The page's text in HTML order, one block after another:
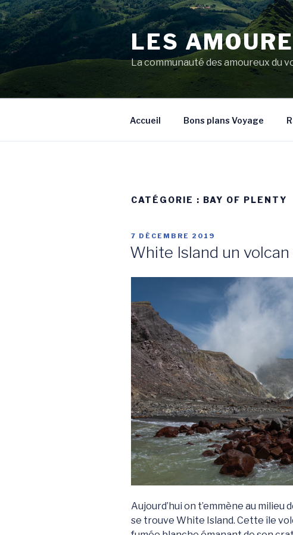
Aller
au
contenu
principal
LES
La communauté des amoureux du
Accueil Bons plans Voyage
CATÉGORIE : BAY OF PLENTY
PUBLIÉ
7 DÉCEMBRE 2019
White Island un volcan
Aujourd’hui on t’emmène au milieu
se trouve White Island. Cette île